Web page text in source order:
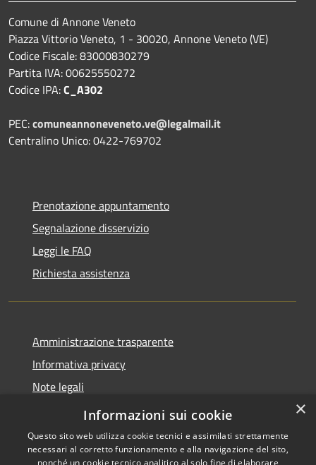
Comune di Annone Veneto
Piazza Vittorio Veneto, 1 - 30020, Annone Veneto (VE)
Codice Fiscale: 83000830279
Partita IVA: 00625550272
Codice IPA:C_A302
PEC:comuneannoneveneto.ve@legalmail.it
Centralino Unico: 0422-769702
Prenotazione appuntamento
Segnalazione disservizio
Leggi le FAQ
Richiesta assistenza
Amministrazione trasparente
Informativa privacy
Note legali
Dichiarazione di accessibilità
×
Informazioni sui cookie
Questo sito web utilizza cookie tecnici e assimilati strettamente
necessari al corretto funzionamento e alla navigazione del sito,
nonché un cookie tecnico analitico al solo fine di elaborare